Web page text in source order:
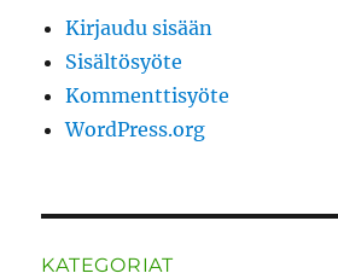
Kirjaudu sisään
Sisältösyöte
Kommenttisyöte
WordPress.org
KATEGORIAT